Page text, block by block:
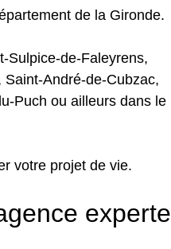
de la Gironde.
Sulpice-de-Faleyrens,
André-de-Cubzac,
Puch ou ailleurs dans le
votre projet de vie.
experte